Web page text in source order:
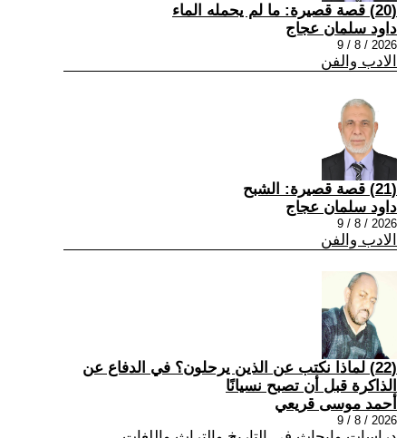
(20) قصة قصيرة: ما لم يحمله الماء
داود سلمان عجاج
2026 / 8 / 9
الادب والفن
(21) قصة قصيرة: الشبح
داود سلمان عجاج
2026 / 8 / 9
الادب والفن
(22) لماذا نكتب عن الذين يرحلون؟ في الدفاع عن
الذاكرة قبل أن تصبح نسيانًا
أحمد موسى قريعي
2026 / 8 / 9